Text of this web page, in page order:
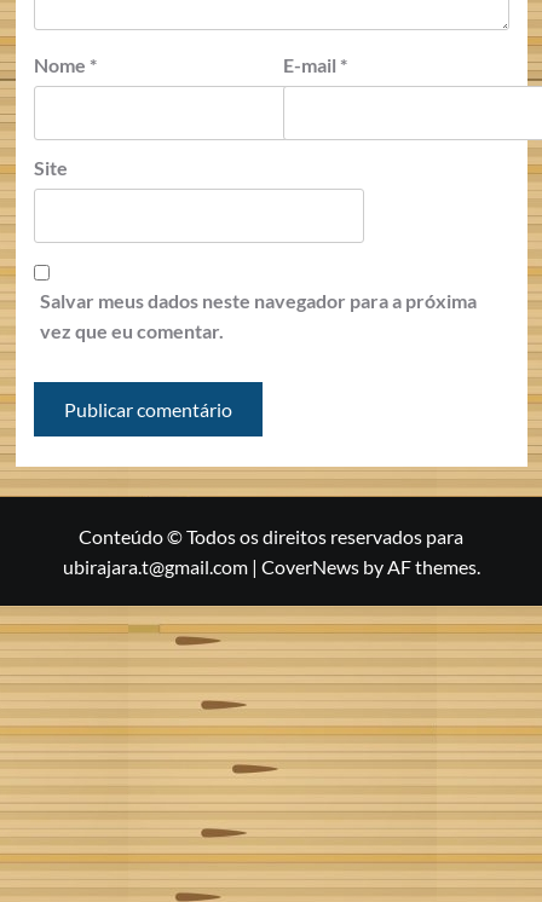
Nome * E-mail *
Site
Salvar meus dados neste navegador para a próxima
vez que eu comentar.
Conteúdo © Todos os direitos reservados para
ubirajara.t@gmail.com | CoverNewsby AF themes.